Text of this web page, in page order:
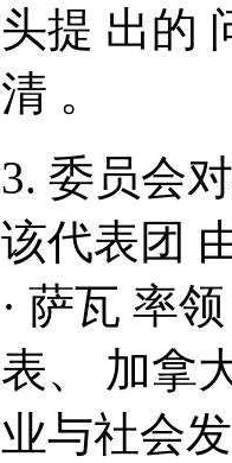
头提 出的
清 。
3. 委员会
该代表团
· 萨瓦 率
表、 加拿
业与社会